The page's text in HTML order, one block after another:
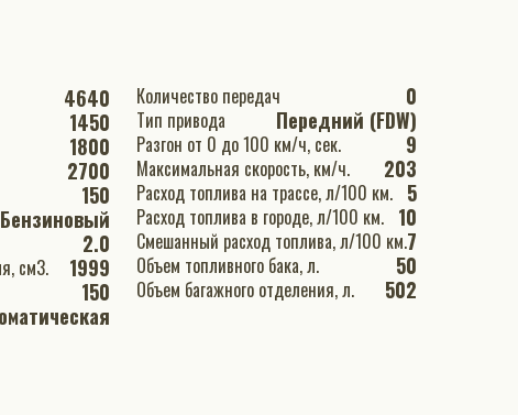
4640
1450
1800
2700
150
Бензиновый
2.0
Рабочий объем двигателя, см3. 1999
150
Количество передач 0
Тип привода Передний (FDW)
Разгон от 0 до 100 км/ч, сек. 9
Максимальная скорость, км/ч. 203
Расход топлива на трассе, л/100 км. 5
Расход топлива в городе, л/100 км. 10
Смешанный расход топлива, л/100 км.7
Объем топливного бака, л. 50
Объем багажного отделения, л. 502